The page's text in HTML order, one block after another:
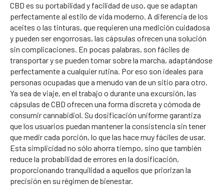
CBD es su portabilidad y facilidad de uso, que se adaptan
perfectamente al estilo de vida moderno. A diferencia de los
aceites o las tinturas, que requieren una medición cuidadosa
y pueden ser engorrosas, las cápsulas ofrecen una solución
sin complicaciones. En pocas palabras, son fáciles de
transportar y se pueden tomar sobre la marcha, adaptándose
perfectamente a cualquier rutina. Por eso son ideales para
personas ocupadas que a menudo van de un sitio para otro.
Ya sea de viaje, en el trabajo o durante una excursión, las
cápsulas de CBD ofrecen una forma discreta y cómoda de
consumir cannabidiol. Su dosificación uniforme garantiza
que los usuarios puedan mantener la consistencia sin tener
que medir cada porción, lo que las hace muy fáciles de usar.
Esta simplicidad no sólo ahorra tiempo, sino que también
reduce la probabilidad de errores en la dosificación,
proporcionando tranquilidad a aquellos que priorizan la
precisión en su régimen de bienestar.